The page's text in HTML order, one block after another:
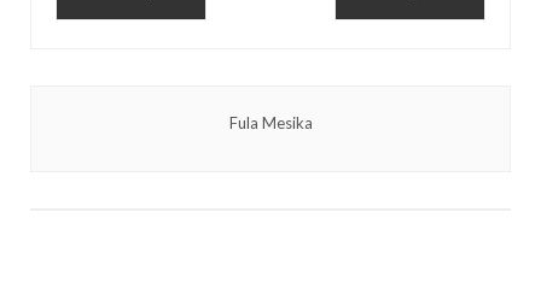
Fula Mesika